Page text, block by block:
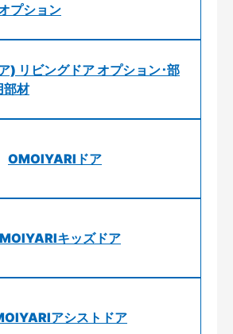
プション
) リビングドア オプション･部
部材
OMOIYARIドア
キッズドア
アシストドア